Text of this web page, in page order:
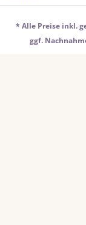
* Alle Preise inkl.
ggf.